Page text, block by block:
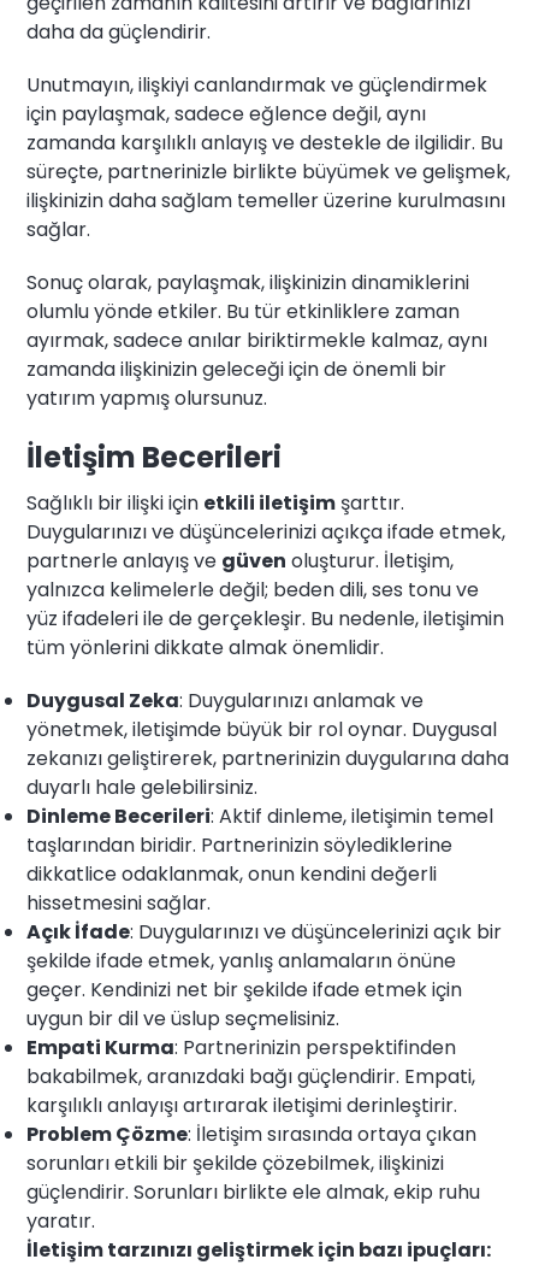
daha da güçlendirir.
Unutmayın, ilişkiyi canlandırmak ve güçlendirmek
için paylaşmak, sadece eğlence değil, aynı
zamanda karşılıklı anlayış ve destekle de ilgilidir. Bu
süreçte, partnerinizle birlikte büyümek ve gelişmek,
ilişkinizin daha sağlam temeller üzerine kurulmasını
sağlar.
Sonuç olarak, paylaşmak, ilişkinizin dinamiklerini
olumlu yönde etkiler. Bu tür etkinliklere zaman
ayırmak, sadece anılar biriktirmekle kalmaz, aynı
zamanda ilişkinizin geleceği için de önemli bir
yatırım yapmış olursunuz.
İletişim Becerileri
Sağlıklı bir ilişki için etkili iletişim şarttır.
Duygularınızı ve düşüncelerinizi açıkça ifade etmek,
partnerle anlayış ve güven oluşturur. İletişim,
yalnızca kelimelerle değil; beden dili, ses tonu ve
yüz ifadeleri ile de gerçekleşir. Bu nedenle, iletişimin
tüm yönlerini dikkate almak önemlidir.
Duygusal Zeka: Duygularınızı anlamak ve
yönetmek, iletişimde büyük bir rol oynar. Duygusal
zekanızı geliştirerek, partnerinizin duygularına daha
duyarlı hale gelebilirsiniz.
Dinleme Becerileri: Aktif dinleme, iletişimin temel
taşlarından biridir. Partnerinizin söylediklerine
dikkatlice odaklanmak, onun kendini değerli
hissetmesini sağlar.
Açık İfade: Duygularınızı ve düşüncelerinizi açık bir
şekilde ifade etmek, yanlış anlamaların önüne
geçer. Kendinizi net bir şekilde ifade etmek için
uygun bir dil ve üslup seçmelisiniz.
Empati Kurma: Partnerinizin perspektifinden
bakabilmek, aranızdaki bağı güçlendirir. Empati,
karşılıklı anlayışı artırarak iletişimi derinleştirir.
Problem Çözme: İletişim sırasında ortaya çıkan
sorunları etkili bir şekilde çözebilmek, ilişkinizi
güçlendirir. Sorunları birlikte ele almak, ekip ruhu
yaratır.
İletişim tarzınızı geliştirmek için bazı ipuçları: